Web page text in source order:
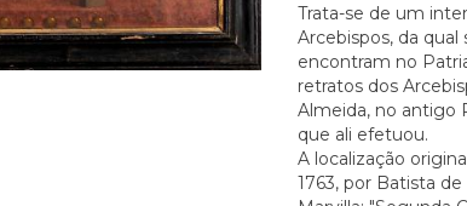
Trata-se de um
Arcebispos, da
encontram no
retratos dos
Almeida, no antigo
que ali efetuou.
A localização
1763, por Batista